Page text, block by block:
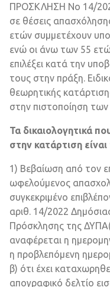
ΠΡΟΣΚΛΗΣΗ Νο 14/
σε θέσεις
ετών συμμετέχουν
ενώ οι άνω των 55
επιλέξει κατά την
τους στην πράξη.
θεωρητικής
στην πιστοποίηση
Τα δικαιολογητικά
στην κατάρτιση
1) Βεβαίωση από τον
ωφελούμενος
συγκεκριμένο
αριθ. 14/2022
Πρόσκλησης της
αναφέρεται η
η προβλεπόμενη
β) ότι έχει
απογραφικό δελτίο